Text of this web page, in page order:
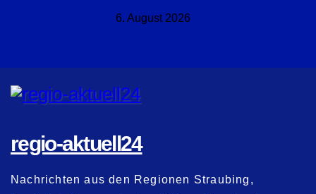
6. August 2026
regio-aktuell24
Nachrichten aus den Regionen Straubing,